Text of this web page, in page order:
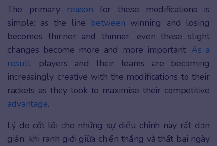
The primary reason for these modifications is
simple: as the line between winning and losing
becomes thinner and thinner, even these slight
changes become more and more important. As a
result, players and their teams are becoming
increasingly creative with the modifications to their
rackets as they look to maximise their competitive
advantage.
Lý do cốt lõi cho những sự điều chỉnh này rất đơn
giản: khi ranh giới giữa chiến thắng và thất bại ngày